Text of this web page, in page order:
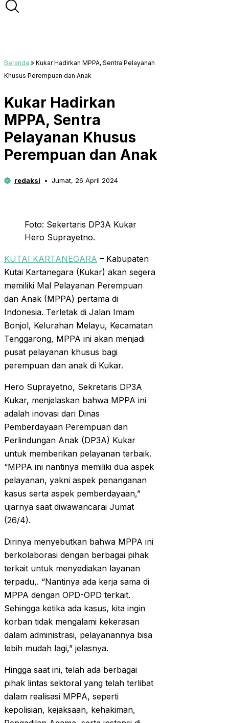
Beranda » Kukar Hadirkan MPPA, Sentra Pelayanan
Khusus Perempuan dan Anak
Kukar Hadirkan
MPPA, Sentra
Pelayanan Khusus
Perempuan dan Anak
redaksi Jumat, 26 April 2024
Foto: Sekertaris DP3A Kukar
Hero Suprayetno.
KUTAI KARTANEGARA – Kabupaten
Kutai Kartanegara (Kukar) akan segera
memiliki Mal Pelayanan Perempuan
dan Anak (MPPA) pertama di
Indonesia. Terletak di Jalan Imam
Bonjol, Kelurahan Melayu, Kecamatan
Tenggarong, MPPA ini akan menjadi
pusat pelayanan khusus bagi
perempuan dan anak di Kukar.
Hero Suprayetno, Sekretaris DP3A
Kukar, menjelaskan bahwa MPPA ini
adalah inovasi dari Dinas
Pemberdayaan Perempuan dan
Perlindungan Anak (DP3A) Kukar
untuk memberikan pelayanan terbaik.
“MPPA ini nantinya memiliki dua aspek
pelayanan, yakni aspek penanganan
kasus serta aspek pemberdayaan,”
ujarnya saat diwawancarai Jumat
(26/4).
Dirinya menyebutkan bahwa MPPA ini
berkolaborasi dengan berbagai pihak
terkait untuk menyediakan layanan
terpadu,. “Nantinya ada kerja sama di
MPPA dengan OPD-OPD terkait.
Sehingga ketika ada kasus, kita ingin
korban tidak mengalami kekerasan
dalam administrasi, pelayanannya bisa
lebih mudah lagi,” jelasnya.
Hingga saat ini, telah ada berbagai
pihak lintas sektoral yang telah terlibat
dalam realisasi MPPA, seperti
kepolisian, kejaksaan, kehakiman,